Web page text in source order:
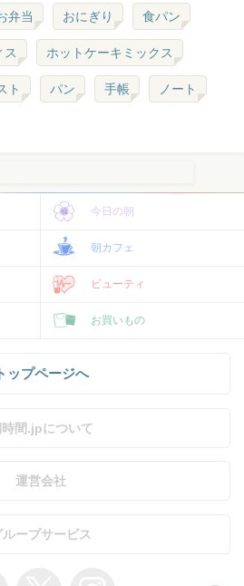
弁当 おにぎり 食パン
ス ホットケーキミックス
ト パン 手帳 ノート
今日の朝
朝カフェ
ビューティ
お買いもの
ップページへ
間.jpについて
運営会社
ループサービス